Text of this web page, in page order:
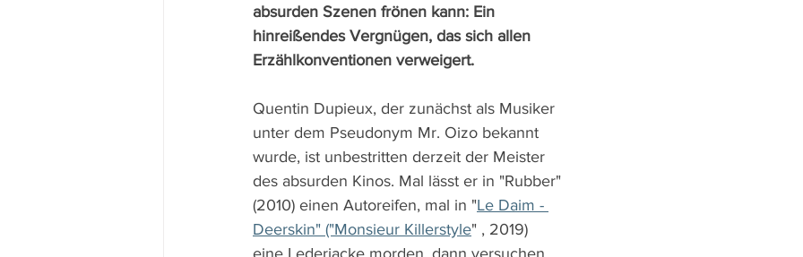
absurden Szenen frönen kann: Ein
hinreißendes Vergnügen, das sich allen
Erzählkonventionen verweigert.
Quentin Dupieux, der zunächst als Musiker
unter dem Pseudonym Mr. Oizo bekannt
wurde, ist unbestritten derzeit der Meister
des absurden Kinos. Mal lässt er in "Rubber"
(2010) einen Autoreifen, mal in "Le Daim -
Deerskin" ("Monsieur Killerstyle" , 2019)
eine Lederjacke morden, dann versuchen